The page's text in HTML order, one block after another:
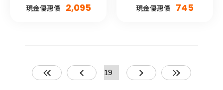
現金優惠價 2,095
現金優惠價 745